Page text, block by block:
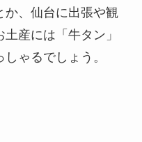
か、仙台に出張や観
産には「牛タン」
ゃるでしょう。